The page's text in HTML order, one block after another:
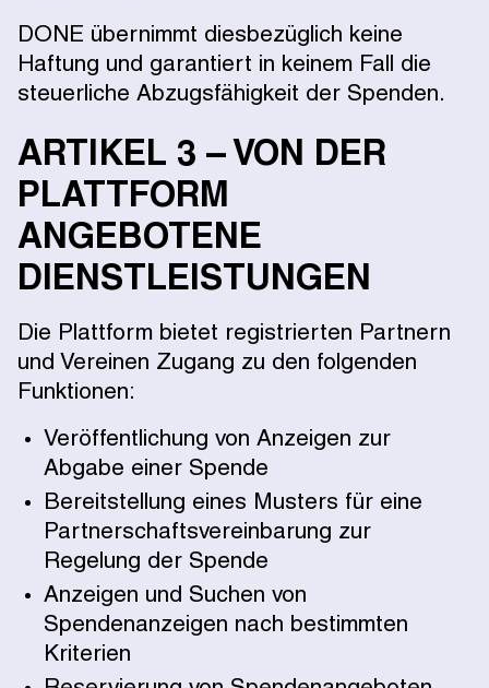
DONE übernimmt diesbezüglich keine
Haftung und garantiert in keinem Fall die
steuerliche Abzugsfähigkeit der Spenden.
ARTIKEL 3 – VON DER
PLATTFORM
ANGEBOTENE
DIENSTLEISTUNGEN
Die Plattform bietet registrierten Partnern
und Vereinen Zugang zu den folgenden
Funktionen:
Veröffentlichung von Anzeigen zur
Abgabe einer Spende
Bereitstellung eines Musters für eine
Partnerschaftsvereinbarung zur
Regelung der Spende
Anzeigen und Suchen von
Spendenanzeigen nach bestimmten
Kriterien